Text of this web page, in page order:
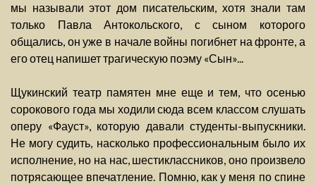
мы называли этот дом писательским, хотя знали там
только Павла Антокольского, с сыном которого
общались, он уже в начале войны погибнет на фронте, а
его отец напишет трагическую поэму «Сын»...
Щукинский театр памятен мне еще и тем, что осенью
сорокового года мы ходили сюда всем классом слушать
оперу «Фауст», которую давали студенты-выпускники.
Не могу судить, насколько профессиональным было их
исполнение, но на нас, шестиклассников, оно произвело
потрясающее впечатление. Помню, как у меня по спине